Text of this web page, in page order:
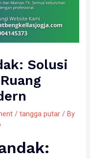
Solusi
/tangga putar / By